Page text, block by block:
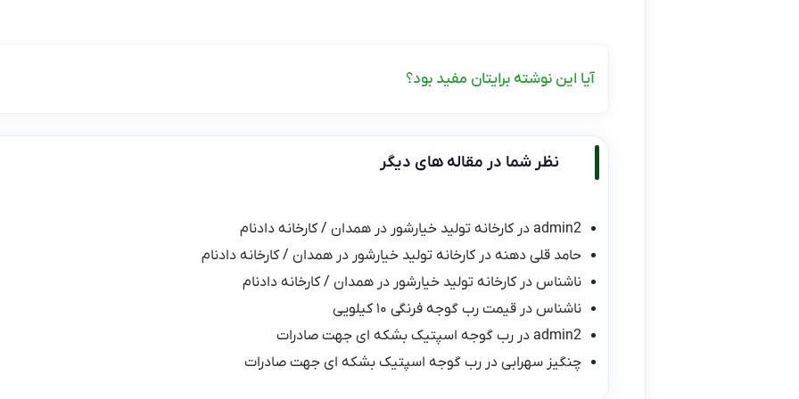
آیا این نوشته برایتان مفید بود؟
نظر شما در مقاله های دیگر
admin2 درکارخانه تولید خیارشور در همدان / کارخانه دادنام
حامد قلی دهنه درکارخانه تولید خیارشور در همدان / کارخانه دادنام
ناشناس درکارخانه تولید خیارشور در همدان / کارخانه دادنام
ناشناس در قیمت رب گوجه فرنگی ۱۰ کیلویی
admin2 در رب گوجه اسپتیک بشکه ای جهت صادرات
چنگیز سهرابی در رب گوجه اسپتیک بشکه ای جهت صادرات